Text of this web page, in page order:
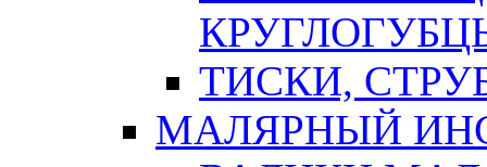
ТИСКИ,
МАЛЯРНЫЙ